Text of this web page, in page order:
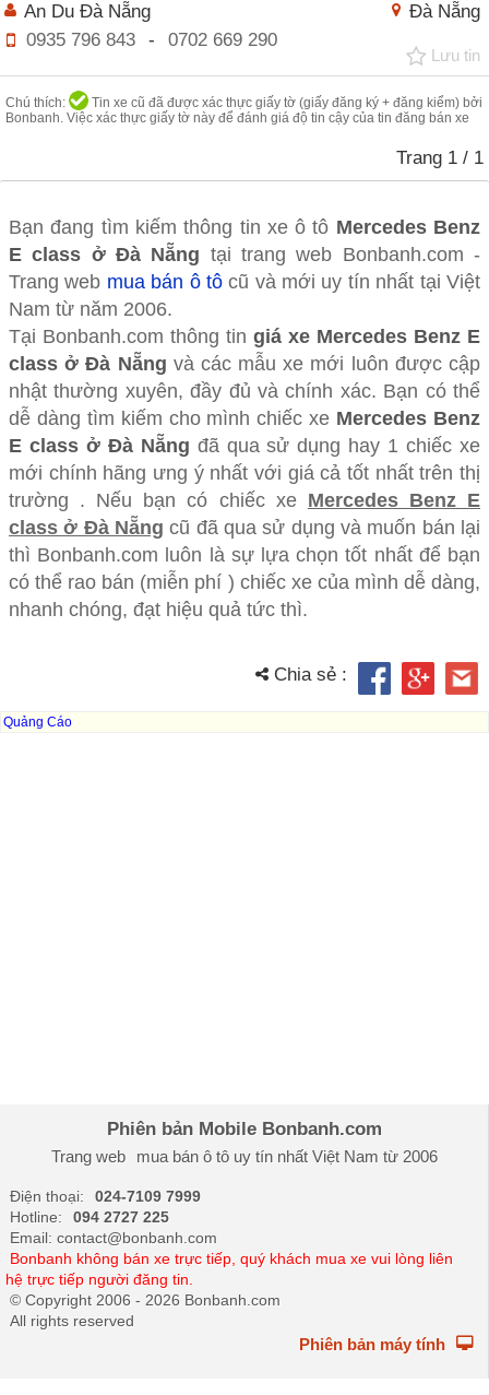
Đà Nẵng
An Du Đà Nẵng
0935 796 843
- 0702 669 290
Lưu tin
Chú thích:
Tin xe cũ đã được xác thực giấy tờ (giấy đăng ký + đăng kiểm) bởi
Bonbanh. Việc xác thực giấy tờ này để đánh giá độ tin cậy của tin đăng bán xe
Trang 1 / 1
Bạn đang tìm kiếm thông tin xe ô tô Mercedes Benz
E class ở Đà Nẵng tại trang web Bonbanh.com -
Trang web mua bán ô tôcũ và mới uy tín nhất tại Việt
Nam từ năm 2006.
Tại Bonbanh.com thông tin giá xe Mercedes Benz E
class ở Đà Nẵng và các mẫu xe mới luôn được cập
nhật thường xuyên, đầy đủ và chính xác. Bạn có thể
dễ dàng tìm kiếm cho mình chiếc xe Mercedes Benz
E class ở Đà Nẵng đã qua sử dụng hay 1 chiếc xe
mới chính hãng ưng ý nhất với giá cả tốt nhất trên thị
trường . Nếu bạn có chiếc xe Mercedes Benz E
class ở Đà Nẵng cũ đã qua sử dụng và muốn bán lại
thì Bonbanh.com luôn là sự lựa chọn tốt nhất để bạn
có thể rao bán (miễn phí ) chiếc xe của mình dễ dàng,
nhanh chóng, đạt hiệu quả tức thì.
Chia sẻ :
Quảng Cáo
Phiên bản Mobile Bonbanh.com
Trang web mua bán ô tôuy tín nhất Việt Nam từ 2006
Điện thoại:
024-7109 7999
Hotline:
094 2727 225
Email: contact@bonbanh.com
Bonbanh không bán xe trực tiếp, quý khách mua xe vui lòng liên
hệ trực tiếp người đăng tin.
© Copyright 2006 - 2026 Bonbanh.com
All rights reserved
Phiên bản máy tính